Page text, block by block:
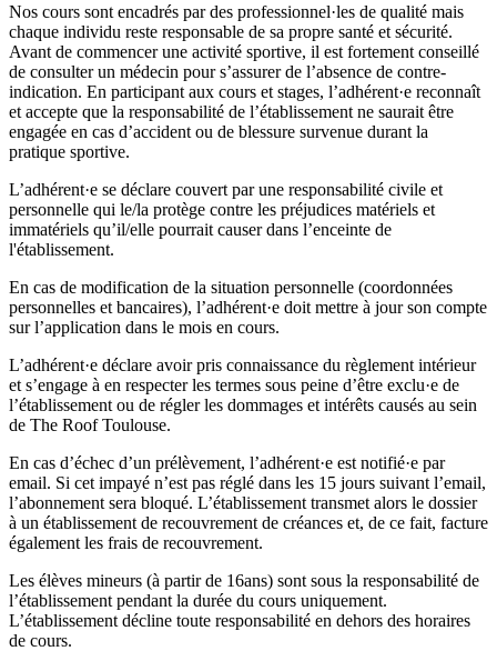
Nos cours sont encadrés par des professionnel·les de qualité mais
chaque individu reste responsable de sa propre santé et sécurité.
Avant de commencer une activité sportive, il est fortement conseillé
de consulter un médecin pour s’assurer de l’absence de contre-
indication. En participant aux cours et stages, l’adhérent·e reconnaît
et accepte que la responsabilité de l’établissement ne saurait être
engagée en cas d’accident ou de blessure survenue durant la
pratique sportive.
L’adhérent·e se déclare couvert par une responsabilité civile et
personnelle qui le/la protège contre les préjudices matériels et
immatériels qu’il/elle pourrait causer dans l’enceinte de
l'établissement.
En cas de modification de la situation personnelle (coordonnées
personnelles et bancaires), l’adhérent·e doit mettre à jour son compte
sur l’application dans le mois en cours.
L’adhérent·e déclare avoir pris connaissance du règlement intérieur
et s’engage à en respecter les termes sous peine d’être exclu·e de
l’établissement ou de régler les dommages et intérêts causés au sein
de The Roof Toulouse.
En cas d’échec d’un prélèvement, l’adhérent·e est notifié·e par
email. Si cet impayé n’est pas réglé dans les 15 jours suivant l’email,
l’abonnement sera bloqué. L’établissement transmet alors le dossier
à un établissement de recouvrement de créances et, de ce fait, facture
également les frais de recouvrement.
Les élèves mineurs (à partir de 16ans) sont sous la responsabilité de
l’établissement pendant la durée du cours uniquement.
L’établissement décline toute responsabilité en dehors des horaires
de cours.